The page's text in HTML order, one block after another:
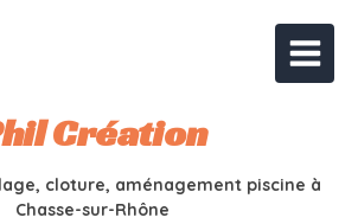
Création
cloture, aménagement piscine à
Chasse-sur-Rhône